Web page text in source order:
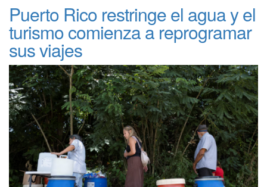
Puerto Rico restringe el agua y el
turismo comienza a reprogramar
sus viajes